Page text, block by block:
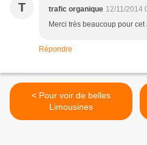
T trafic organique 12/11/2014
Merci très beaucoup pour cet
Répondre
< Pour voir de belles
Limousines